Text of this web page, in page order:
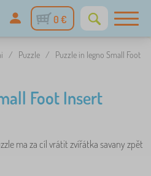
0 €
/ Puzzle /
Puzzle in legno Small Foot
Foot Insert
ma za cíl vrátit zvířátka savany zpět